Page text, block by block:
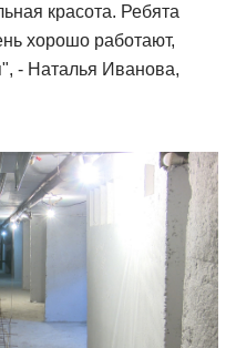
красота. Ребята
хорошо работают,
- Наталья Иванова,